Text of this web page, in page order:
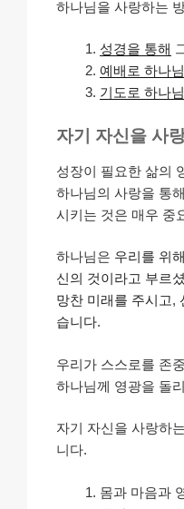
하나님을 사랑하는
성경을 통해
예배로 하나
기도로 하나
자기 자신을 사
성장이 필요한 삶의
하나님의 사랑을 통
시키는 것은 매우 중
하나님은 우리를 위
신의 것이라고 부르
망찬 미래를 주시고,
습니다.
우리가 스스로를 존
하나님께 영광을 돌
자기 자신을 사랑하
니다.
몸과 마음과